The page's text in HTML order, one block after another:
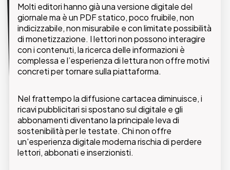
Con VNP (Virtual News Paper), implementato da
GMDE, ogni numero diventa un’esperienza di
lettura digitale completa: impaginazione fedele
all’edizione originale, contenuti multimediali
integrati, accesso da qualsiasi dispositivo e
gestione nativa degli abbonamenti per controllare
chi può accedere ai contenuti, come e quando.
Esperienza di lettura coinvolgente
Sfogliatura fedele all'impaginazione originale,
Molti editori hanno già una versione digitale del
giornale ma è un PDF statico, poco fruibile, non
indicizzabile, non misurabile e con limitate possibilità
di monetizzazione. I lettori non possono interagire
con i contenuti, la ricerca delle informazioni è
complessa e l’esperienza di lettura non offre motivi
concreti per tornare sulla piattaforma.
Nel frattempo la diffusione cartacea diminuisce, i
ricavi pubblicitari si spostano sul digitale e gli
abbonamenti diventano la principale leva di
sostenibilità per le testate. Chi non offre
un'esperienza digitale moderna rischia di perdere
lettori, abbonati e inserzionisti.